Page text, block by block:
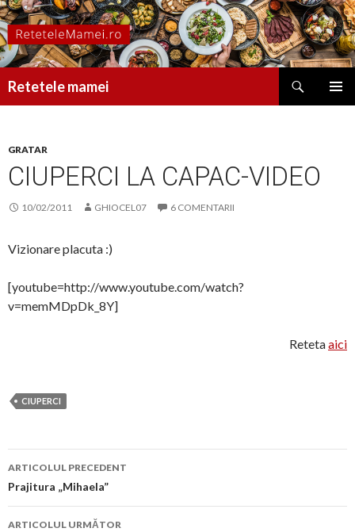
Retetele mamei
GRATAR
CIUPERCI LA CAPAC-VIDEO
10/02/2011 GHIOCEL07 6 COMENTARII
Vizionare placuta :)
[youtube=http://www.youtube.com/watch?
v=memMDpDk_8Y]
Retetaaici
CIUPERCI
Navigare
în
articol
ARTICOLUL PRECEDENT
Prajitura „Mihaela”
ARTICOLUL URMĂTOR